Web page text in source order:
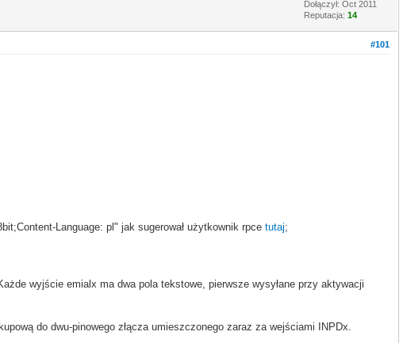
Dołączył: Oct 2011
Reputacja: 14
#101
Content-Language: pl" jak sugerował użytkownik rpce tutaj;
wyjście emialx ma dwa pola tekstowe, pierwsze wysyłane przy aktywacji
do dwu-pinowego złącza umieszczonego zaraz za wejściami INPDx.